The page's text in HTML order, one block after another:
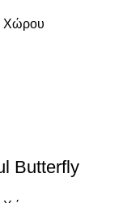
Χώρου
Butterfly